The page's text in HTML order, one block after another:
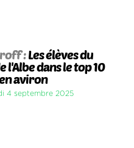
:Les élèves du
l'Albe dans le top 10
aviron
4 septembre 2025